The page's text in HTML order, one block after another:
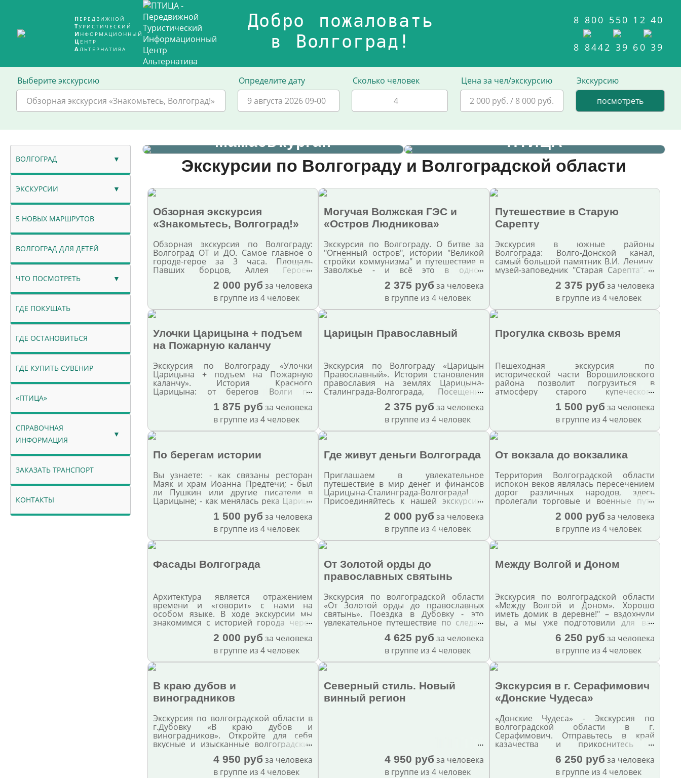
ПЕРЕДВИЖНОЙ
ТУРИСТИЧЕСКИЙ
ИНФОРМАЦИОННЫЙ
ЦЕНТР
АЛЬТЕРНАТИВА
Добро пожаловать
в Волгоград!
8 800 550 12 40
8 8442 39 60 39
Выберите экскурсию
Обзорная экскурсия «Знакомьтесь, Волгоград!»
Определите дату
9 августа 2026 09-00
Сколько человек
Цена за чел/экскурсию
2 000 руб. / 8 000 руб.
Экскурсию
ВОЛГОГРАД
ЭКСКУРСИИ
5 НОВЫХ МАРШРУТОВ
ВОЛГОГРАД ДЛЯ ДЕТЕЙ
ЧТО ПОСМОТРЕТЬ
ГДЕ ПОКУШАТЬ
ГДЕ ОСТАНОВИТЬСЯ
ГДЕ КУПИТЬ СУВЕНИР
«ПТИЦА»
СПРАВОЧНАЯ
ИНФОРМАЦИЯ
ЗАКАЗАТЬ ТРАНСПОРТ
КОНТАКТЫ
Мамаев курган
«ПТИЦА»
Экскурсии по Волгограду и Волгоградской области
Обзорная экскурсия
«Знакомьтесь, Волгоград!»
Обзорная экскурсия по Волгограду:
Волгоград ОТ и ДО. Самое главное о
городе-герое за 3 часа. Площадь
Павших борцов, Аллея Героев,
Центральная набережная, Мамаев
курган, Родина-мать, руины мельницы
Гергардта и дом Павлова. Окончание
экскурсии у музея-панорамы
"Сталинградская битва". Только
профессиональные экскурсоводы.
…
2 000 руб за человека
в группе из 4 человек
Могучая Волжская ГЭС и
«Остров Людникова»
Экскурсия по Волгограду. О битве за
"Огненный остров", истории "Великой
стройки коммунизма" и путешествие в
Заволжье - и всё это в одной
…
2 375 руб за человека
в группе из 4 человек
Путешествие в Старую
Сарепту
Экскурсия в южные районы
Волгограда: Волго-Донской канал,
самый большой памятник В.И. Ленину,
музей-заповедник "Старая Сарепта". В
одной экскурсии - советское прошлое
и история "маленькой Европы" на юге
большого Волгограда.
…
2 375 руб за человека
в группе из 4 человек
Улочки Царицына + подъем
на Пожарную каланчу
Экскурсия по Волгограду «Улочки
Царицына + подъем на Пожарную
каланчу». История Красного
Царицына: от берегов Волги по
старинным улицам Волгограда.
…
1 875 руб за человека
в группе из 4 человек
Царицын Православный
Экскурсия по Волгограду «Царицын
Православный». История становления
православия на землях Царицына-
Сталинграда-Волгограда, Посещение
старейших и новых храмов города-
героя в одной экскурсии.
…
2 375 руб за человека
в группе из 4 человек
Прогулка сквозь время
Пешеходная экскурсия по
исторической части Ворошиловского
района позволит погрузиться в
атмосферу старого купеческого
Царицына, узнать, как изменился
архитектурный облик за прошедшее
столетие. Завершив прогулку сквозь
время, вы попадете в сквер им. Саши
Филиппова, названный в честь юного
героя-разведчика, а у бронзового
небожителя можно будет загадать
самое заветное желание. Финалом
станет посещение музея «Бункер
Сталинграда»
…
1 500 руб за человека
в группе из 4 человек
По берегам истории
Вы узнаете: - как связаны ресторан
Маяк и храм Иоанна Предтечи; - был
ли Пушкин или другие писатели в
Царицыне; - как менялась река Царица
и какие мосты соединяли Царицын-
Сталинград-Волгоград; - что за
памятники установлены в скверах
правого берега; - и какая история у
Приволжской "детской" железной
дороги.
…
1 500 руб за человека
в группе из 4 человек
Где живут деньги Волгограда
Приглашаем в увлекательное
путешествие в мир денег и финансов
Царицына-Сталинграда-Волгограда!
Присоединяйтесь к нашей экскурсии,
чтобы узнать, как менялись средства
обмена на протяжении веков.
…
2 000 руб за человека
в группе из 4 человек
От вокзала до вокзалика
Территория Волгоградской области
испокон веков являлась пересечением
дорог различных народов, здесь
пролегали торговые и военные пути
по суше и рекам. На наших землях
встречались не только люди, а
традиции, культуры, исторические
эпохи. В ходе нашей экскурсии мы
узнаем, что осталось в городе со
времен Царицына, что появилось в
Сталинграде и что хранит сегодня
Волгоград. Найдем новые точки
…
2 000 руб за человека
в группе из 4 человек
Фасады Волгограда
Архитектура является отражением
времени и «говорит» с нами на
особом языке. В ходе экскурсии мы
знакомимся с историей города через
его архитектуру. Начиная с эпохи
Царицына, приоткрываем страницы
истории Сталинграда и завершаем
современным Волгоградом.
…
2 000 руб за человека
в группе из 4 человек
От Золотой орды до
православных святынь
Экскурсия по волгоградской области
«От Золотой орды до православных
святынь». Поездка в Дубовку - это
увлекательное путешествие по следам
купцов и золотоордынских городов.
…
4 625 руб за человека
в группе из 4 человек
Между Волгой и Доном
Экскурсия по волгоградской области
«Между Волгой и Доном». Хорошо
иметь домик в деревне!" – вздохнули
вы, а мы уже подготовили для вас
увлекательную и очень
познавательную экскурсию в
междуречье Волги и Дона к самым
настоящим казакам. Ведь приехать в
Волгоград и не побывать в казачьем
краю просто недопустимо!
…
6 250 руб за человека
в группе из 4 человек
В краю дубов и
виноградников
Экскурсия по волгоградской области в
г.Дубовку «В краю дубов и
виноградников». Откройте для себя
вкусные и изысканные волгоградские
вина в бывшем центре торговли и
купечества - Дубовке.
…
4 950 руб за человека
в группе из 4 человек
Северный стиль. Новый
винный регион
…
4 950 руб за человека
в группе из 4 человек
Экскурсия в г. Серафимович
«Донские Чудеса»
«Донские Чудеса» - Экскурсия по
волгоградской области в г.
Серафимович. Отправьтесь в край
казачества и прикоснитесь к
чудотворному камню в пещерах Усть-
Медведицкого монастыря.
…
6 250 руб за человека
в группе из 4 человек